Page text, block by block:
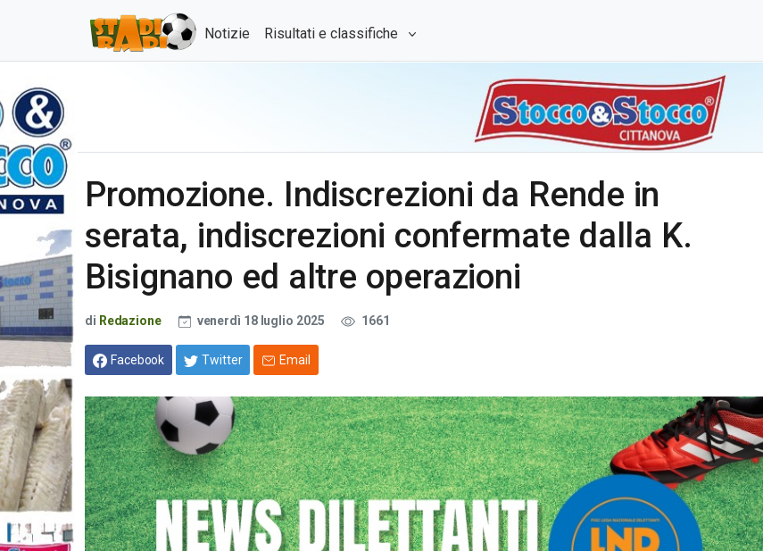
Notizie Risultati e classifiche
Promozione. Indiscrezioni da Rende in
serata, indiscrezioni confermate dalla K.
Bisignano ed altre operazioni
di Redazione venerdì 18 luglio 2025 1661
Facebook Twitter Email